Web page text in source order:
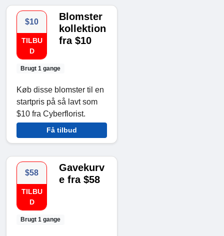
$10
TILBU
D
Brugt 1 gange
Blomster
kollektion
fra $10
Køb disse blomster til en
startpris på så lavt som
$10 fra Cyberflorist.
Få tilbud
$58
TILBU
D
Brugt 1 gange
Gavekurv
e fra $58